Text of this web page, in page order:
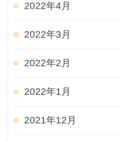
2022年4月
2022年3月
2022年2月
2022年1月
2021年12月